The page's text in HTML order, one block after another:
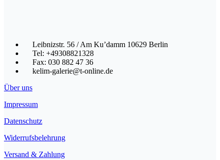
Leibnizstr. 56 / Am Ku’damm 10629 Berlin
Tel: +49308821328
Fax: 030 882 47 36
kelim-galerie@t-online.de
Über uns
Impressum
Datenschutz
Widerrufsbelehrung
Versand & Zahlung